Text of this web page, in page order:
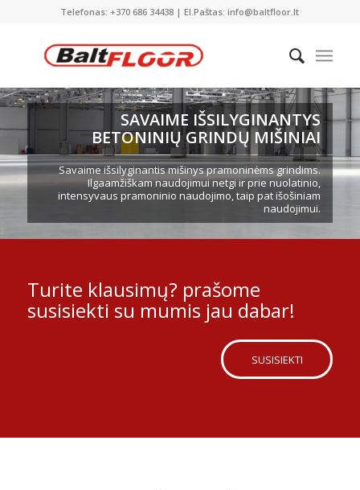
Telefonas: +370 686 34438 | El.Paštas: info@baltfloor.lt
SAVAIME IŠSILYGINANTYS
BETONINIŲ GRINDŲ MIŠINIAI
Savaime išsilyginantis mišinys pramoninėms grindims.
Ilgaamžiškam naudojimui netgi ir prie nuolatinio,
intensyvaus pramoninio naudojimo, taip pat išošiniam
naudojimui.
Turite klausimų? prašome
susisiekti su mumis jau dabar!
SUSISIEKTI